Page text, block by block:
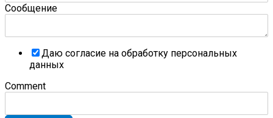
Сообщение
Даю согласие на обработку персональных
данных
Comment